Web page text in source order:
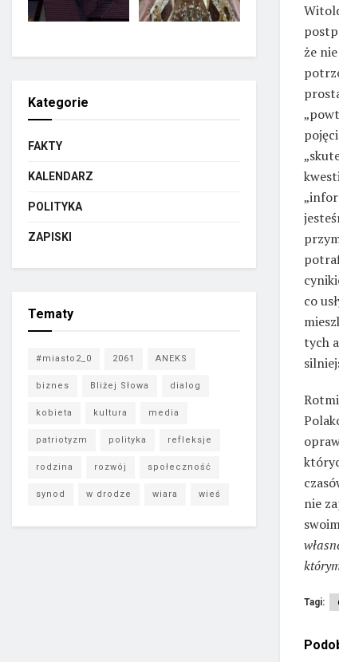
że
co
tych
nie
Tagi:
Kategorie
FAKTY
KALENDARZ
POLITYKA
ZAPISKI
Tematy
#miasto2_0 2061 ANEKS
biznes Bliżej Słowa dialog
kobieta kultura media
patriotyzm polityka refleksje
rodzina rozwój społeczność
synod w drodze wiara wieś